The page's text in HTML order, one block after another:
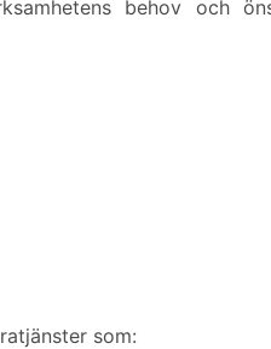
behov och
som: